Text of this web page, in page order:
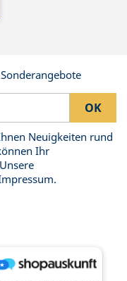
Neuigkeiten rund
Ihr